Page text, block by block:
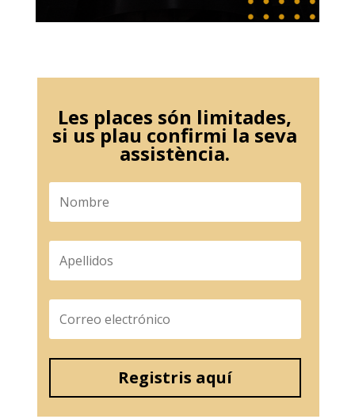
Les places són limitades,
si us plau confirmi la seva
assistència.
Registris aquí